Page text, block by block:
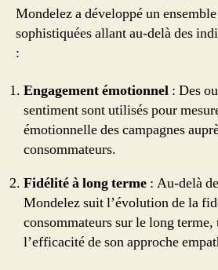
Mondelez a développé un
sophistiquées allant au-delà des
:
Engagement émotionnel : Des
sentiment sont utilisés pour
émotionnelle des campagnes
consommateurs.
Fidélité à long terme : Au-delà
Mondelez suit l’évolution de la
consommateurs sur le long
l’efficacité de son approche